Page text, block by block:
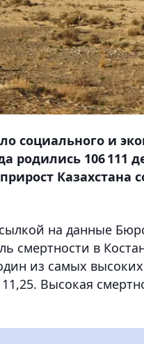
социального и
родились 106 111
Казахстана
на данные
смертности в
из самых
Высокая